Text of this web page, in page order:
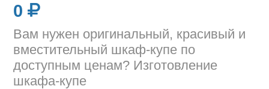
0
Вам нужен оригинальный, красивый и
вместительный шкаф-купе по
доступным ценам? Изготовление
шкафа-купе